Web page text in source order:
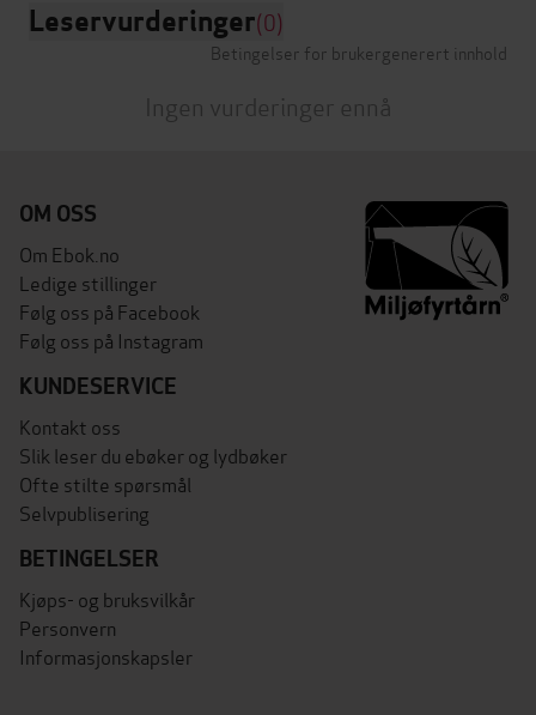
Leservurderinger(0)
Betingelser for brukergenerert innhold
Ingen vurderinger ennå
OM OSS
Om Ebok.no
Ledige stillinger
Følg oss på Facebook
Følg oss på Instagram
KUNDESERVICE
Kontakt oss
Slik leser du ebøker og lydbøker
Ofte stilte spørsmål
Selvpublisering
BETINGELSER
Kjøps- og bruksvilkår
Personvern
Informasjonskapsler